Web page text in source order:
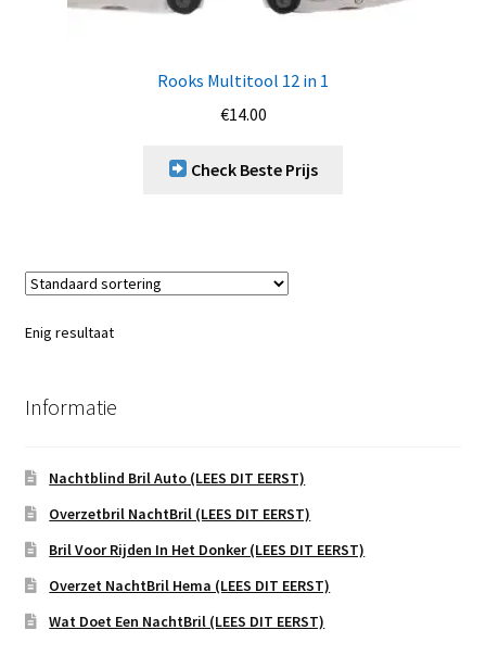
Rooks Multitool 12 in 1
€14.00
Check Beste Prijs
Enig resultaat
Informatie
Nachtblind Bril Auto (LEES DIT EERST)
Overzetbril NachtBril (LEES DIT EERST)
Bril Voor Rijden In Het Donker (LEES DIT EERST)
Overzet NachtBril Hema (LEES DIT EERST)
Wat Doet Een NachtBril (LEES DIT EERST)